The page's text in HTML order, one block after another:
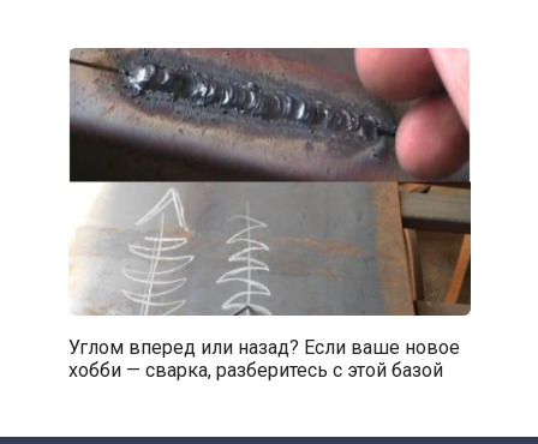
Углом вперед или назад? Если ваше новое
хобби — сварка, разберитесь с этой базой